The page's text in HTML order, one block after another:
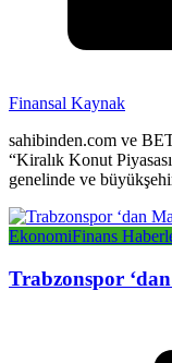
Finansal Kaynak
sahibinden.com ve
“Kiralık Konut
genelinde ve
EkonomiFinans
Trabzonspor